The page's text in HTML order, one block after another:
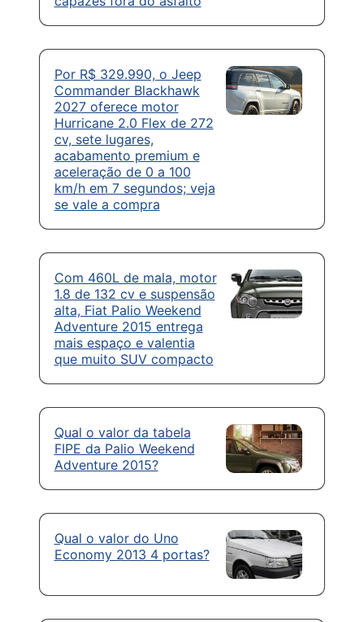
Por R$ 329.990, o Jeep
Commander Blackhawk
2027 oferece motor
Hurricane 2.0 Flex de 272
cv, sete lugares,
acabamento premium e
aceleração de 0 a 100
km/h em 7 segundos; veja
se vale a compra
Com 460L de mala, motor
1.8 de 132 cv e suspensão
alta, Fiat Palio Weekend
Adventure 2015 entrega
mais espaço e valentia
que muito SUV compacto
Qual o valor da tabela
FIPE da Palio Weekend
Adventure 2015?
Qual o valor do Uno
Economy 2013 4 portas?